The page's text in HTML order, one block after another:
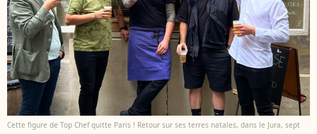
Cette figure de Top Chef quitte Paris ! Retour sur ses terres natales, dans le Jura, sept